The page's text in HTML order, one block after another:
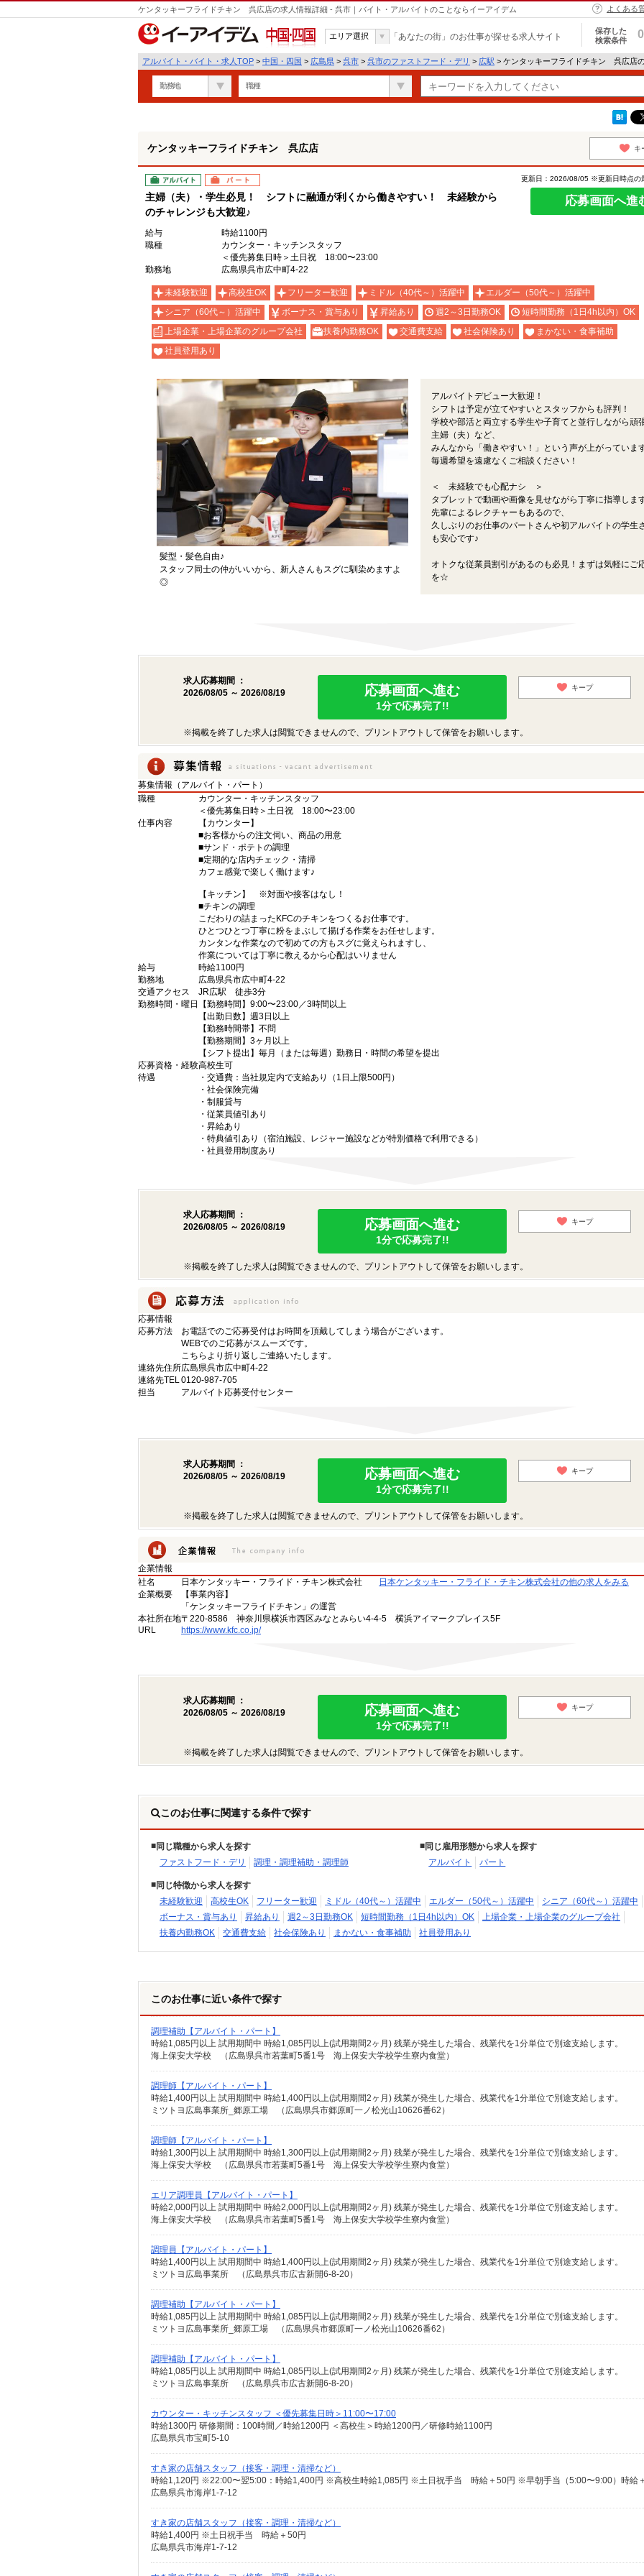
ケンタッキーフライドチキン 呉広店の求人情報詳細 - 呉市｜バイト・アルバイトのことならイーアイデム よくある
中国・四国
エリア選択 「あなたの街」のお仕事が探せる求人サイト
保存した
検索条件
0
アルバイト・バイト・求人TOP > 中国・四国 > 広島県 > 呉市 > 呉市のファストフード・デリ > 広駅 > ケンタッキーフライドチキン 呉広店
勤務地 職種
ケンタッキーフライドチキン 呉広店 キ
アルバイト パート
主婦（夫）・学生必見！ シフトに融通が利くから働きやすい！ 未経験から
のチャレンジも大歓迎♪
更新日：2026/08/05 ※更新日時点の
応募画面へ進
給与
時給1100円
職種
カウンター・キッチンスタッフ
＜優先募集日時＞土日祝 18:00〜23:00
勤務地
広島県呉市広中町4-22
未経験歓迎 高校生OK フリーター歓迎 ミドル（40代～）活躍中
エルダー（50代～）活躍中
シニア（60代～）活躍中
ボーナス・賞与あり 昇給あり 週2～3日勤務OK
短時間勤務（1日4h以内）OK
上場企業・上場企業のグループ会社
扶養内勤務OK 交通費支給 社会保険あり
まかない・食事補助
社員登用あり
髪型・髪色自由♪
スタッフ同士の仲がいいから、新人さんもスグに馴染めますよ
◎
アルバイトデビュー大歓迎！
シフトは予定が立てやすいとスタッフからも評判！
学校や部活と両立する学生や子育てと並行しながら頑
主婦（夫）など、
みんなから「働きやすい！」という声が上がっていま
毎週希望を遠慮なくご相談ください！
＜ 未経験でも心配ナシ ＞
タブレットで動画や画像を見せながら丁寧に指導しま
先輩によるレクチャーもあるので、
久しぶりのお仕事のパートさんや初アルバイトの学生
も安心です♪
オトクな従業員割引があるのも必見！まずは気軽にご
を☆
求人応募期間 ：
2026/08/05 ～ 2026/08/19
応募画面へ進む
1分で応募完了!!
キープ
※掲載を終了した求人は閲覧できませんので、プリントアウトして保管をお願いします。
募集情報（アルバイト・パート）
職種
カウンター・キッチンスタッフ
＜優先募集日時＞土日祝 18:00〜23:00
仕事内容
【カウンター】
■お客様からの注文伺い、商品の用意
■サンド・ポテトの調理
■定期的な店内チェック・清掃
カフェ感覚で楽しく働けます♪
【キッチン】 ※対面や接客はなし！
■チキンの調理
こだわりの詰まったKFCのチキンをつくるお仕事です。
ひとつひとつ丁寧に粉をまぶして揚げる作業をお任せします。
カンタンな作業なので初めての方もスグに覚えられますし、
作業については丁寧に教えるから心配はいりません
給与
時給1100円
勤務地
広島県呉市広中町4-22
交通アクセス
JR広駅 徒歩3分
勤務時間・曜日
【勤務時間】9:00〜23:00／3時間以上
【出勤日数】週3日以上
【勤務時間帯】不問
【勤務期間】3ヶ月以上
【シフト提出】毎月（または毎週）勤務日・時間の希望を提出
応募資格・経験高校生可
待遇
・交通費：当社規定内で支給あり（1日上限500円）
・社会保険完備
・制服貸与
・従業員値引あり
・昇給あり
・特典値引あり（宿泊施設、レジャー施設などが特別価格で利用できる）
・社員登用制度あり
求人応募期間 ：
2026/08/05 ～ 2026/08/19
応募画面へ進む
1分で応募完了!!
キープ
※掲載を終了した求人は閲覧できませんので、プリントアウトして保管をお願いします。
応募情報
応募方法
お電話でのご応募受付はお時間を頂戴してしまう場合がございます。
WEBでのご応募がスムーズです。
こちらより折り返しご連絡いたします。
連絡先住所広島県呉市広中町4-22
連絡先TEL0120-987-705
担当
アルバイト応募受付センター
求人応募期間 ：
2026/08/05 ～ 2026/08/19
応募画面へ進む
1分で応募完了!!
キープ
※掲載を終了した求人は閲覧できませんので、プリントアウトして保管をお願いします。
企業情報
社名
日本ケンタッキー・フライド・チキン株式会社
日本ケンタッキー・フライド・チキン株式会社の他の求人をみる
企業概要
【事業内容】
「ケンタッキーフライドチキン」の運営
本社所在地〒220-8586 神奈川県横浜市西区みなとみらい4-4-5 横浜アイマークプレイス5F
URL
https://www.kfc.co.jp/
求人応募期間 ：
2026/08/05 ～ 2026/08/19
応募画面へ進む
1分で応募完了!!
キープ
※掲載を終了した求人は閲覧できませんので、プリントアウトして保管をお願いします。
このお仕事に関連する条件で探す
同じ職種から求人を探す
ファストフード・デリ
調理・調理補助・調理師
同じ雇用形態から求人を探す
アルバイト
パート
同じ特徴から求人を探す
未経験歓迎
高校生OK フリーター歓迎 ミドル（40代～）活躍中 エルダー（50代～）活躍中
シニア（60代～）活躍中
ボーナス・賞与あり
昇給あり 週2～3日勤務OK 短時間勤務（1日4h以内）OK
上場企業・上場企業のグループ会社
扶養内勤務OK
交通費支給 社会保険あり まかない・食事補助 社員登用あり
このお仕事に近い条件で探す
調理補助【アルバイト・パート】
時給1,085円以上 試用期間中 時給1,085円以上(試用期間2ヶ月) 残業が発生した場合、残業代を1分単位で別途支給します。
海上保安大学校 （広島県呉市若葉町5番1号 海上保安大学校学生寮内食堂）
調理師【アルバイト・パート】
時給1,400円以上 試用期間中 時給1,400円以上(試用期間2ヶ月) 残業が発生した場合、残業代を1分単位で別途支給します。
ミツトヨ広島事業所_郷原工場 （広島県呉市郷原町一ノ松光山10626番62）
調理師【アルバイト・パート】
時給1,300円以上 試用期間中 時給1,300円以上(試用期間2ヶ月) 残業が発生した場合、残業代を1分単位で別途支給します。
海上保安大学校 （広島県呉市若葉町5番1号 海上保安大学校学生寮内食堂）
エリア調理員【アルバイト・パート】
時給2,000円以上 試用期間中 時給2,000円以上(試用期間2ヶ月) 残業が発生した場合、残業代を1分単位で別途支給します。
海上保安大学校 （広島県呉市若葉町5番1号 海上保安大学校学生寮内食堂）
調理員【アルバイト・パート】
時給1,400円以上 試用期間中 時給1,400円以上(試用期間2ヶ月) 残業が発生した場合、残業代を1分単位で別途支給します。
ミツトヨ広島事業所 （広島県呉市広古新開6-8-20）
調理補助【アルバイト・パート】
時給1,085円以上 試用期間中 時給1,085円以上(試用期間2ヶ月) 残業が発生した場合、残業代を1分単位で別途支給します。
ミツトヨ広島事業所_郷原工場 （広島県呉市郷原町一ノ松光山10626番62）
調理補助【アルバイト・パート】
時給1,085円以上 試用期間中 時給1,085円以上(試用期間2ヶ月) 残業が発生した場合、残業代を1分単位で別途支給します。
ミツトヨ広島事業所 （広島県呉市広古新開6-8-20）
カウンター・キッチンスタッフ ＜優先募集日時＞11:00〜17:00
時給1300円 研修期間：100時間／時給1200円 ＜高校生＞時給1200円／研修時給1100円
広島県呉市宝町5-10
すき家の店舗スタッフ（接客・調理・清掃など）
時給1,120円 ※22:00〜翌5:00：時給1,400円 ※高校生時給1,085円 ※土日祝手当 時給＋50円 ※早朝手当（5:00〜9:00）時給
広島県呉市海岸1-7-12
すき家の店舗スタッフ（接客・調理・清掃など）
時給1,400円 ※土日祝手当 時給＋50円
広島県呉市海岸1-7-12